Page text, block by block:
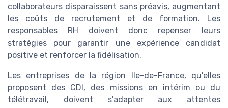
collaborateurs disparaissent sans préavis, augmentant
les coûts de recrutement et de formation. Les
responsables RH doivent donc repenser leurs
stratégies pour garantir une expérience candidat
positive et renforcer la fidélisation.
Les entreprises de la région Ile-de-France, qu'elles
proposent des CDI, des missions en intérim ou du
télétravail, doivent s'adapter aux attentes